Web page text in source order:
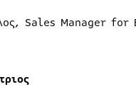
Sales Manager